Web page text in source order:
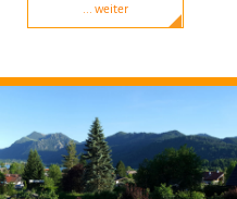
... weiter